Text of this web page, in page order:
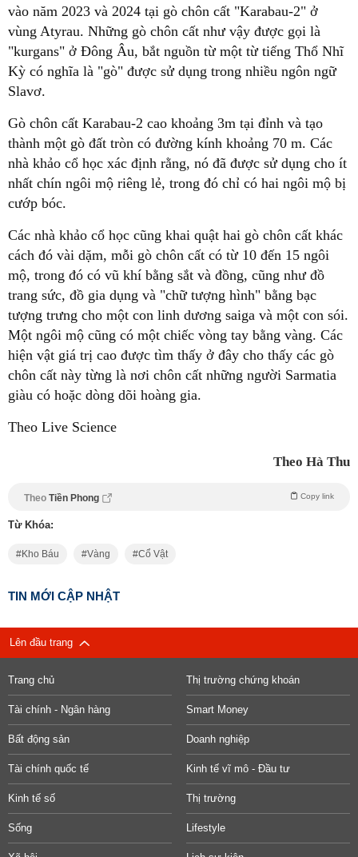
vào năm 2023 và 2024 tại gò chôn cất "Karabau-2" ở
vùng Atyrau. Những gò chôn cất như vậy được gọi là
"kurgans" ở Đông Âu, bắt nguồn từ một từ tiếng Thổ Nhĩ
Kỳ có nghĩa là "gò" được sử dụng trong nhiều ngôn ngữ
Slavơ.
Gò chôn cất Karabau-2 cao khoảng 3m tại đỉnh và tạo
thành một gò đất tròn có đường kính khoảng 70 m. Các
nhà khảo cổ học xác định rằng, nó đã được sử dụng cho ít
nhất chín ngôi mộ riêng lẻ, trong đó chỉ có hai ngôi mộ bị
cướp bóc.
Các nhà khảo cổ học cũng khai quật hai gò chôn cất khác
cách đó vài dặm, mỗi gò chôn cất có từ 10 đến 15 ngôi
mộ, trong đó có vũ khí bằng sắt và đồng, cũng như đồ
trang sức, đồ gia dụng và "chữ tượng hình" bằng bạc
tượng trưng cho một con linh dương saiga và một con sói.
Một ngôi mộ cũng có một chiếc vòng tay bằng vàng. Các
hiện vật giá trị cao được tìm thấy ở đây cho thấy các gò
chôn cất này từng là nơi chôn cất những người Sarmatia
giàu có hoặc dòng dõi hoàng gia.
Theo Live Science
Theo Hà Thu
Theo Tiền Phong Copy link
Từ Khóa:
Kho Báu Vàng Cổ Vật
TIN MỚI CẬP NHẬT
Lên đầu trang
Trang chủ Thị trường chứng khoán
Tài chính - Ngân hàng Smart Money
Bất động sản Doanh nghiệp
Tài chính quốc tế Kinh tế vĩ mô - Đầu tư
Kinh tế số Thị trường
Sống Lifestyle